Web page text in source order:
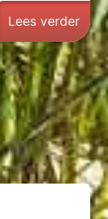
Lees verder